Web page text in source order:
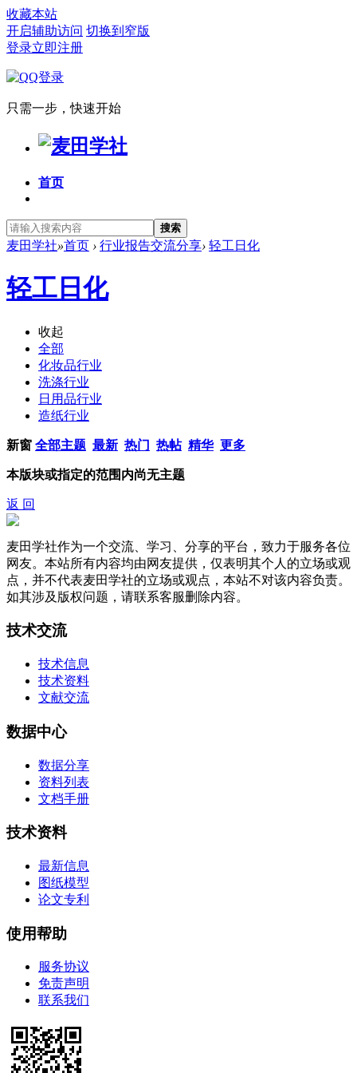
收藏本站
开启辅助访问 切换到窄版
登录立即注册
只需一步，快速开始
首页
搜索
麦田学社»首页 › 行业报告交流分享› 轻工日化
轻工日化
收起
全部
化妆品行业
洗涤行业
日用品行业
造纸行业
新窗 全部主题 最新 热门 热帖 精华 更多
本版块或指定的范围内尚无主题
返 回
麦田学社作为一个交流、学习、分享的平台，致力于服务各位
网友。本站所有内容均由网友提供，仅表明其个人的立场或观
点，并不代表麦田学社的立场或观点，本站不对该内容负责。
如其涉及版权问题，请联系客服删除内容。
技术交流
技术信息
技术资料
文献交流
数据中心
数据分享
资料列表
文档手册
技术资料
最新信息
图纸模型
论文专利
使用帮助
服务协议
免责声明
联系我们